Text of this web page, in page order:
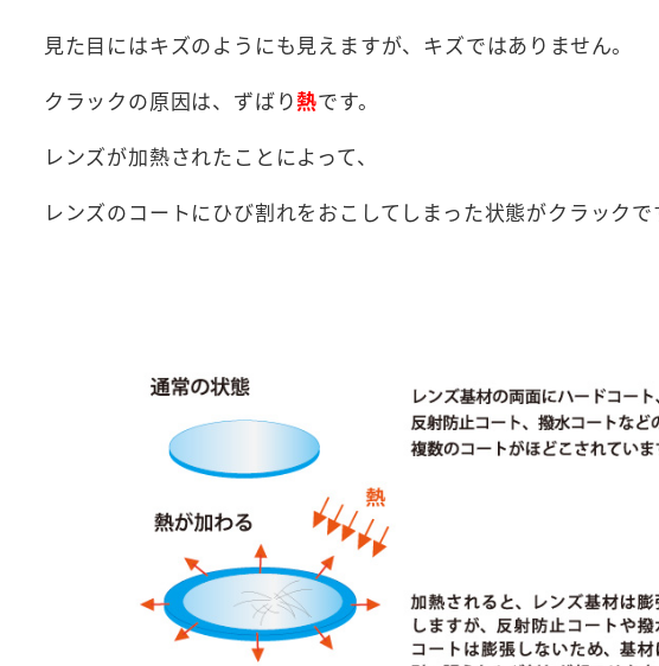
見た目にはキズのようにも見えますが、キズではありません。
クラックの原因は、ずばり熱です。
レンズが加熱されたことによって、
レンズのコートにひび割れをおこしてしまった状態がクラックで